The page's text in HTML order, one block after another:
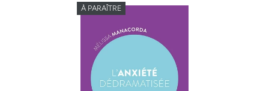
À PARAÎTRE